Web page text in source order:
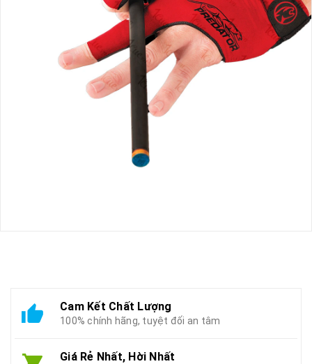
Cam Kết Chất Lượng
100% chính hãng, tuyệt đối an tâm
Giá Rẻ Nhất, Hời Nhất